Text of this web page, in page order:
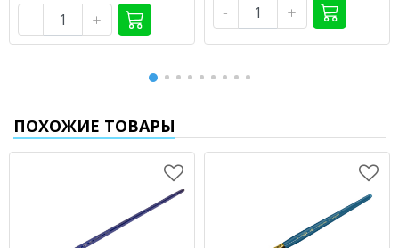
- + - +
ПОХОЖИЕ ТОВАРЫ